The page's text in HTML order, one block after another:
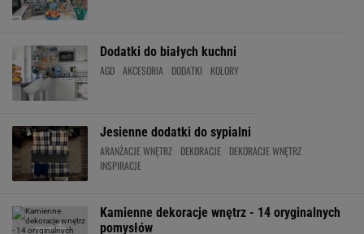
Dodatki do białych kuchni
AGD AKCESORIA DODATKI KOLORY
Jesienne dodatki do sypialni
ARANŻACJE WNĘTRZ DEKORACJE
DEKORACJE WNĘTRZ
INSPIRACJE
Kamienne dekoracje wnętrz - 14 oryginalnych
pomysłów